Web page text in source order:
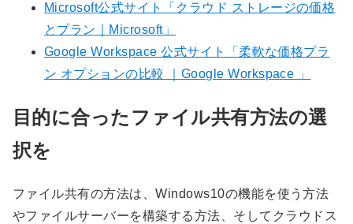
Microsoft公式サイト「クラウド ストレージの価格
とプラン｜Microsoft」
Google Workspace 公式サイト「柔軟な価格プラ
ン オプションの比較 ｜Google Workspace 」
目的に合ったファイル共有方法の選
択を
ファイル共有の方法は、Windows10の機能を使う方法
やファイルサーバーを構築する方法、そしてクラウドス